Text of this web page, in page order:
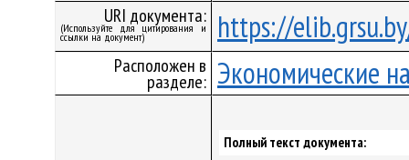
URI документа:
(Используйте для цитирования и
ссылки на документ) https://
Расположен в
разделе: Экономические
Полный текст документа: